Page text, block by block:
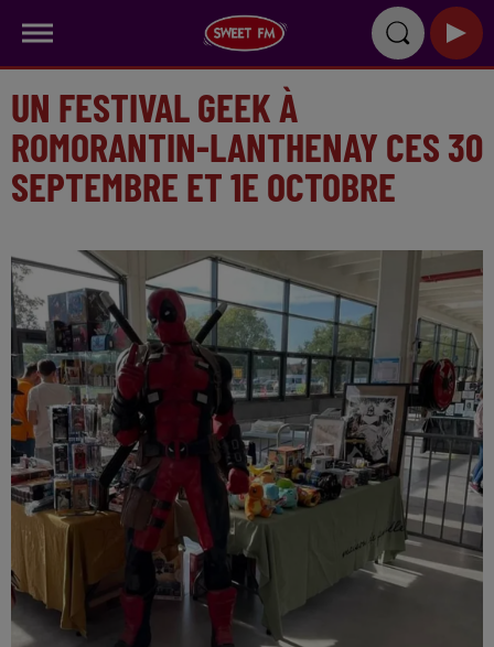
UN FESTIVAL GEEK À
ROMORANTIN-LANTHENAY CES 30
SEPTEMBRE ET 1E OCTOBRE